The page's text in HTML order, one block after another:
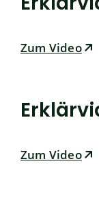
Zum Video
Zum Video